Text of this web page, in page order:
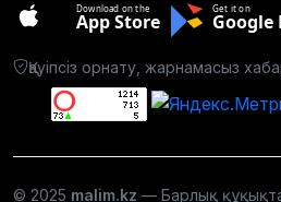
Download on the
App Store
Get it on
Google
Қауіпсіз орнату, жарнамасыз
© 2025 malim.kz — Барлық